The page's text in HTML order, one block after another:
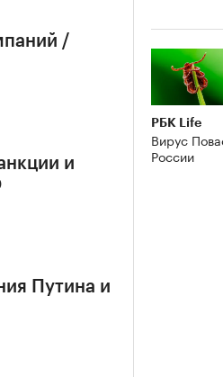
/
и
Путина и
РБК Life
Вирус
России